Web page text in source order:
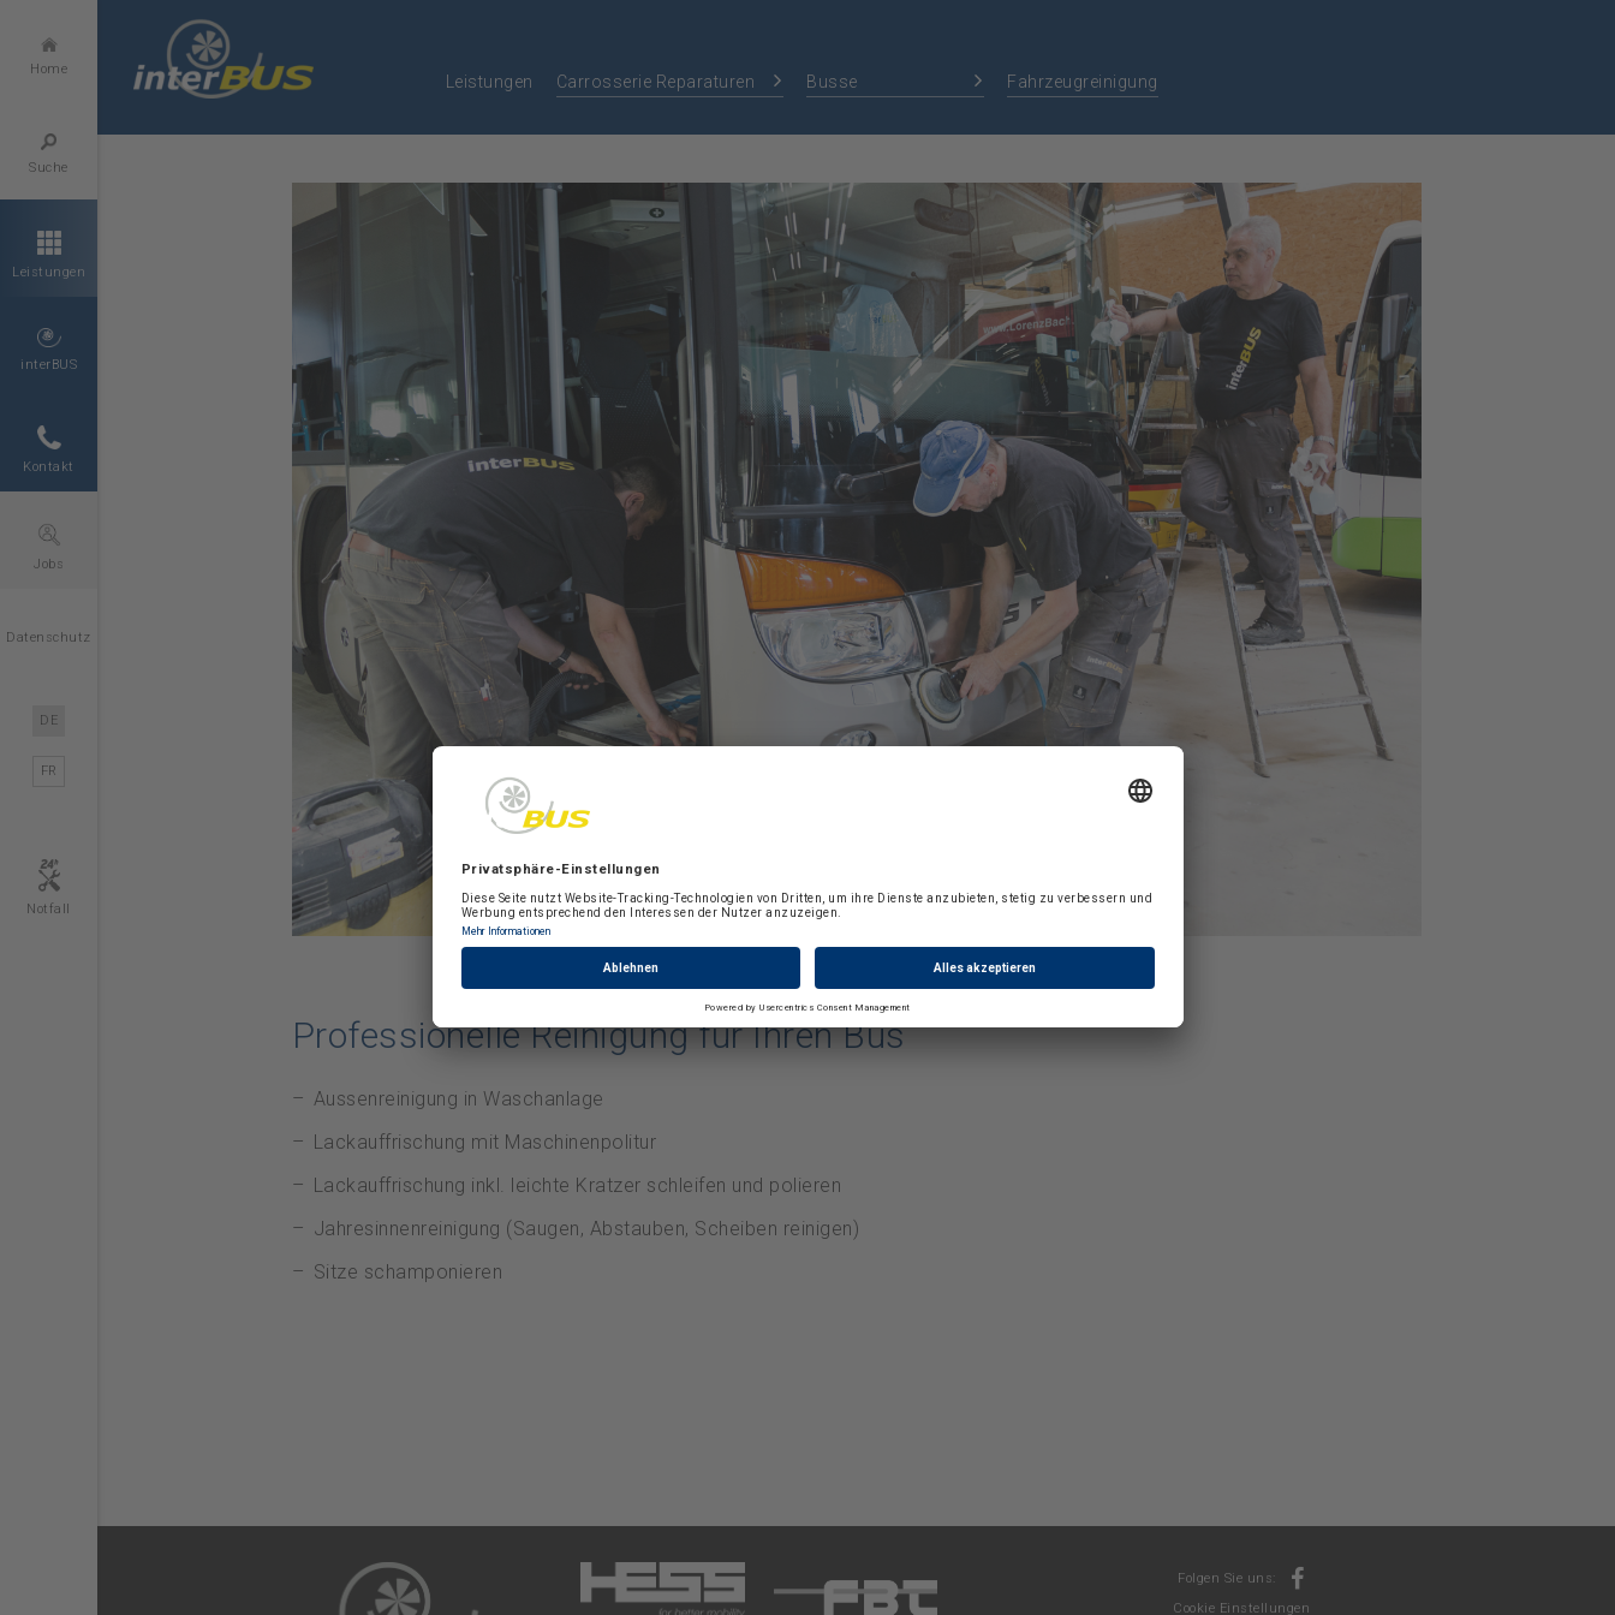
Home
Suche
Leistungen
interBUS
Kontakt
Jobs
Datenschutz
DE
FR
Notfall
Leistungen Carrosserie Reparaturen Busse Fahrzeugreinigung
Professionelle Reinigung für Ihren Bus
Aussenreinigung in Waschanlage
Lackauffrischung mit Maschinenpolitur
Lackauffrischung inkl. leichte Kratzer schleifen und polieren
Jahresinnenreinigung (Saugen, Abstauben, Scheiben reinigen)
Sitze schamponieren
Folgen Sie uns:
Cookie Einstellungen